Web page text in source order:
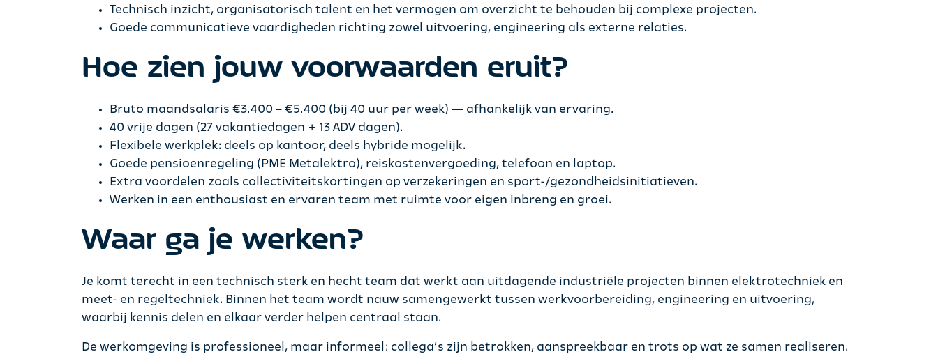
Technisch inzicht, organisatorisch talent en het vermogen om overzicht te behouden bij complexe projecten.
Goede communicatieve vaardigheden richting zowel uitvoering, engineering als externe relaties.
Hoe zien jouw voorwaarden eruit?
Bruto maandsalaris €3.400 – €5.400 (bij 40 uur per week) — afhankelijk van ervaring.
40 vrije dagen (27 vakantiedagen + 13 ADV dagen).
Flexibele werkplek: deels op kantoor, deels hybride mogelijk.
Goede pensioenregeling (PME Metalektro), reiskostenvergoeding, telefoon en laptop.
Extra voordelen zoals collectiviteitskortingen op verzekeringen en sport-/gezondheidsinitiatieven.
Werken in een enthousiast en ervaren team met ruimte voor eigen inbreng en groei.
Waar ga je werken?
Je komt terecht in een technisch sterk en hecht team dat werkt aan uitdagende industriële projecten binnen elektrotechniek en
meet- en regeltechniek. Binnen het team wordt nauw samengewerkt tussen werkvoorbereiding, engineering en uitvoering,
waarbij kennis delen en elkaar verder helpen centraal staan.
De werkomgeving is professioneel, maar informeel: collega’s zijn betrokken, aanspreekbaar en trots op wat ze samen realiseren.